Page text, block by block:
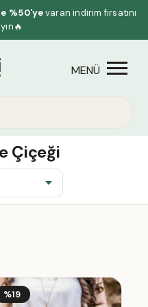
%50'yevaran indirim fırsatını
Çiçeği
%19